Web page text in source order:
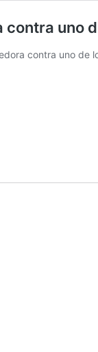
uno
contra uno de